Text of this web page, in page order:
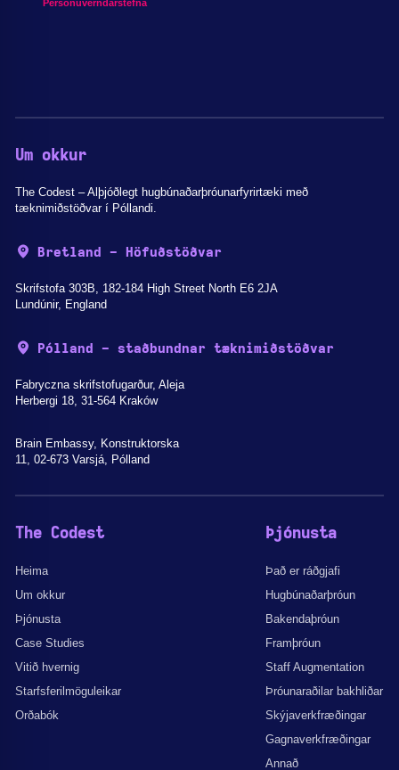
Persónuverndarstefna
Um okkur
The Codest – Alþjóðlegt hugbúnaðarþróunarfyrirtæki með
tæknimiðstöðvar í Póllandi.
Bretland - Höfuðstöðvar
Skrifstofa 303B, 182-184 High Street North E6 2JA
Lundúnir, England
Pólland - staðbundnar tæknimiðstöðvar
Fabryczna skrifstofugarður, Aleja
Herbergi 18, 31-564 Kraków
Brain Embassy, Konstruktorska
11, 02-673 Varsjá, Pólland
The Codest
Heima
Um okkur
Þjónusta
Case Studies
Vitið hvernig
Starfsferilmöguleikar
Orðabók
Þjónusta
Það er ráðgjafi
Hugbúnaðarþróun
Bakendaþróun
Framþróun
Staff Augmentation
Þróunaraðilar bakhliðar
Skýjaverkfræðingar
Gagnaverkfræðingar
Annað